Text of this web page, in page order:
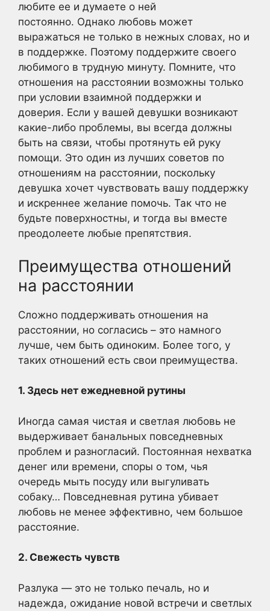
любите ее и думаете о ней
постоянно. Однако любовь может
выражаться не только в нежных словах, но и
в поддержке. Поэтому поддержите своего
любимого в трудную минуту. Помните, что
отношения на расстоянии возможны только
при условии взаимной поддержки и
доверия. Если у вашей девушки возникают
какие-либо проблемы, вы всегда должны
быть на связи, чтобы протянуть ей руку
помощи. Это один из лучших советов по
отношениям на расстоянии, поскольку
девушка хочет чувствовать вашу поддержку
и искреннее желание помочь. Так что не
будьте поверхностны, и тогда вы вместе
преодолеете любые препятствия.
Преимущества отношений
на расстоянии
Сложно поддерживать отношения на
расстоянии, но согласись – это намного
лучше, чем быть одиноким. Более того, у
таких отношений есть свои преимущества.
1. Здесь нет ежедневной рутины
Иногда самая чистая и светлая любовь не
выдерживает банальных повседневных
проблем и разногласий. Постоянная нехватка
денег или времени, споры о том, чья
очередь мыть посуду или выгуливать
собаку… Повседневная рутина убивает
любовь не менее эффективно, чем большое
расстояние.
2. Свежесть чувств
Разлука — это не только печаль, но и
надежда, ожидание новой встречи и светлых